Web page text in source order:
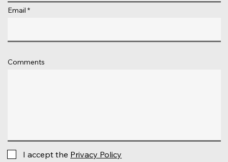
Email
Comments
I accept the Privacy Policy